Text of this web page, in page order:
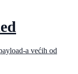
a većih od